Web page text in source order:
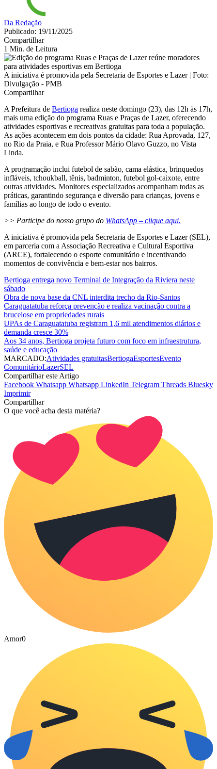
Da Redação
Publicado: 19/11/2025
Compartilhar
1 Min. de Leitura
A iniciativa é promovida pela Secretaria de Esportes e Lazer | Foto:
Divulgação - PMB
Compartilhar
A Prefeitura de Bertioga realiza neste domingo (23), das 12h às 17h,
mais uma edição do programa Ruas e Praças de Lazer, oferecendo
atividades esportivas e recreativas gratuitas para toda a população.
As ações acontecem em dois pontos da cidade: Rua Aprovada, 127,
no Rio da Praia, e Rua Professor Mário Olavo Guzzo, no Vista
Linda.
A programação inclui futebol de sabão, cama elástica, brinquedos
infláveis, tchoukball, tênis, badminton, futebol gol-caixote, entre
outras atividades. Monitores especializados acompanham todas as
práticas, garantindo segurança e diversão para crianças, jovens e
famílias ao longo de todo o evento.
>> Participe do nosso grupo do WhatsApp – clique aqui.
A iniciativa é promovida pela Secretaria de Esportes e Lazer (SEL),
em parceria com a Associação Recreativa e Cultural Esportiva
(ARCE), fortalecendo o esporte comunitário e incentivando
momentos de convivência e bem-estar nos bairros.
Bertioga entrega novo Terminal de Integração da Riviera neste
sábado
Obra de nova base da CNL interdita trecho da Rio-Santos
Caraguatatuba reforça prevenção e realiza vacinação contra a
brucelose em propriedades rurais
UPAs de Caraguatatuba registram 1,6 mil atendimentos diários e
demanda cresce 30%
Aos 34 anos, Bertioga projeta futuro com foco em infraestrutura,
saúde e educação
MARCADO:Atividades gratuitasBertiogaEsportesEvento
ComunitárioLazerSEL
Compartilhar este Artigo
Facebook Whatsapp Whatsapp LinkedIn Telegram Threads Bluesky
Imprimir
Compartilhar
O que você acha desta matéria?
Amor0